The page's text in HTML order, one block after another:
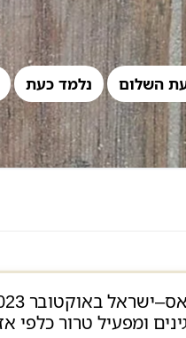
השלום נלמד כעת
ומפעיל טרור